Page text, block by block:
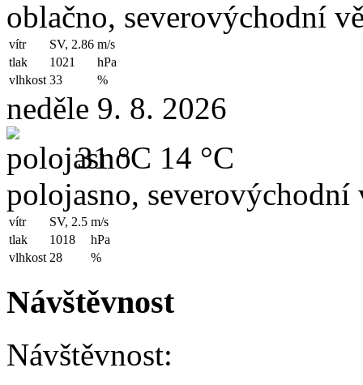
oblačno, severovýchodní
vítr SV, 2.86 m/s
tlak
1021
hPa
vlhkost 33 %
neděle 9. 8. 2026
31 °C 14 °C
polojasno, severovýchodní
vítr SV, 2.5 m/s
tlak
1018
hPa
vlhkost 28 %
Návštěvnost
Návštěvnost: